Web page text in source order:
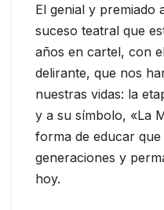
El genial y premiado
suceso teatral que
años en cartel, con
delirante, que nos
nuestras vidas: la
y a su símbolo, «La
forma de educar
generaciones y
hoy.